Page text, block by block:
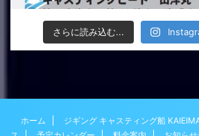
さらに読み込む...
ホーム ジギング キャスティング船